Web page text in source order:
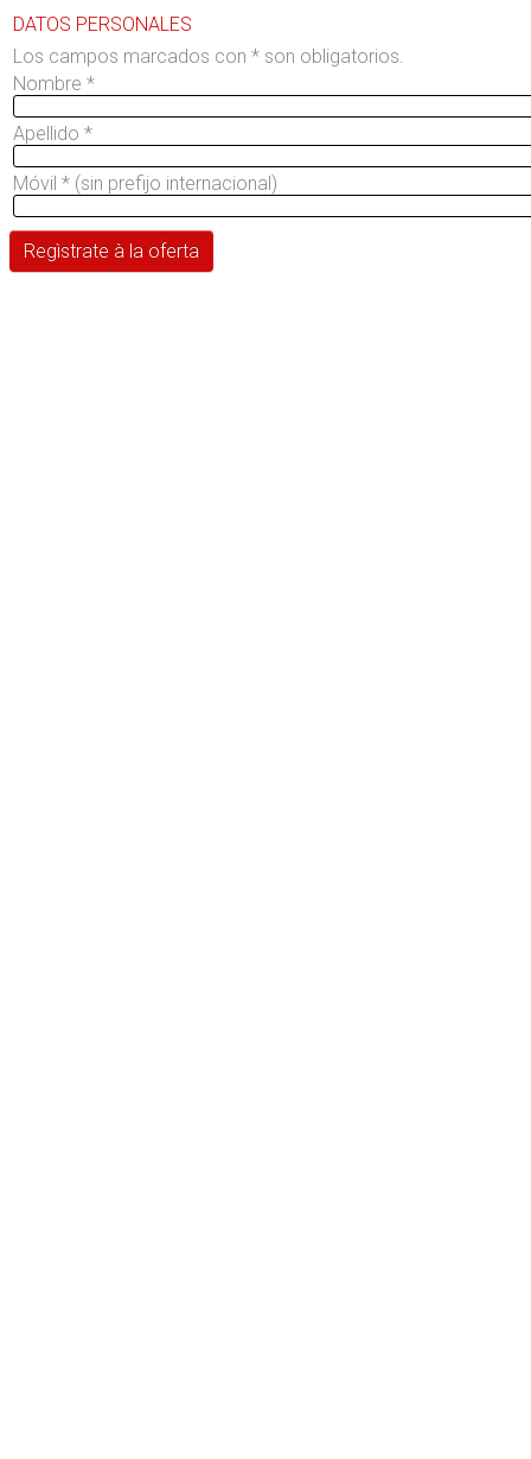
DATOS PERSONALES
Los campos marcados con * son obligatorios.
Nombre *
Apellido *
Móvil * (sin prefijo internacional)
Regìstrate à la oferta